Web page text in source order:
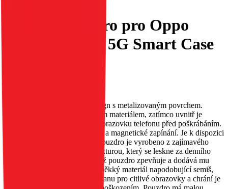
Flipové pouzdro pro Oppo
Reno 13F 4G / 5G Smart Case
Toto pouzdro má původní design s metalizovaným povrchem.
Vnější strana je obšita třpytivým materiálem, zatímco uvnitř je
měkký materiál, který chrání obrazovku telefonu před poškrábáním.
Obsahuje kapsu na dokumenty a magnetické zapínání. Je k dispozici
v několika různých barvách. Pouzdro je vyrobeno z zajímavého
materiálu s metalizovanou strukturou, který se leskne za denního
světla. Okraje jsou zesíleny, což pouzdro zpevňuje a dodává mu
originalitu. Uvnitř je umístěn měkký materiál napodobující semiš,
který poskytuje vynikající ochranu pro citlivé obrazovky a chrání je